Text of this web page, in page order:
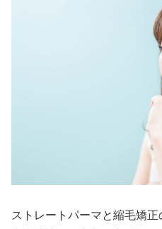
ストレートパーマと縮毛矯